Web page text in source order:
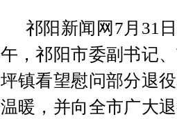
祁阳新闻网7月31
午，祁阳市委副书记
坪镇看望慰问部分退
温暖，并向全市广大